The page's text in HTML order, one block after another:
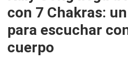
con 7 Chakras:
para escuchar
cuerpo